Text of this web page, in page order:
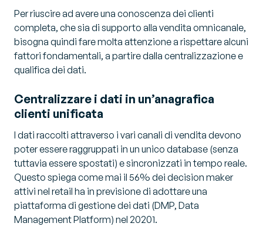
Per riuscire ad avere una conoscenza dei clienti
completa, che sia di supporto alla vendita omnicanale,
bisogna quindi fare molta attenzione a rispettare alcuni
fattori fondamentali, a partire dalla centralizzazione e
qualifica dei dati.
Centralizzare i dati in un’anagrafica
clienti unificata
I dati raccolti attraverso i vari canali di vendita devono
poter essere raggruppati in un unico database (senza
tuttavia essere spostati) e sincronizzati in tempo reale.
Questo spiega come mai il 56% dei decision maker
attivi nel retail ha in previsione di adottare una
piattaforma di gestione dei dati (DMP, Data
Management Platform) nel 20201.